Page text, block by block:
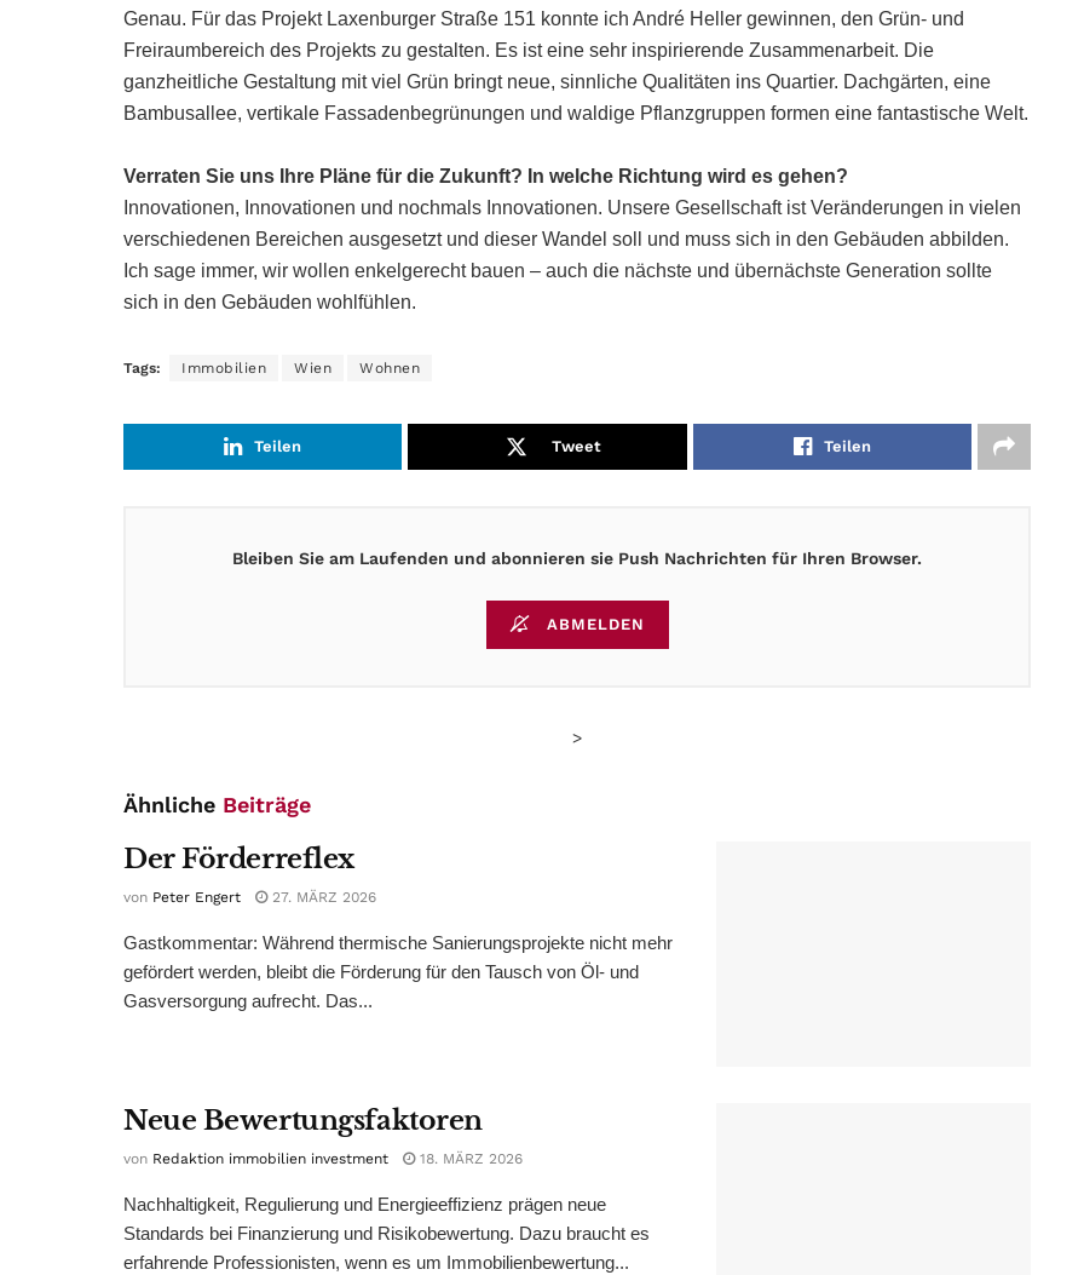
Genau. Für das Projekt Laxenburger Straße 151 konnte ich André Heller gewinnen, den Grün- und
Freiraumbereich des Projekts zu gestalten. Es ist eine sehr inspirierende Zusammenarbeit. Die
ganzheitliche Gestaltung mit viel Grün bringt neue, sinnliche Qualitäten ins Quartier. Dachgärten, eine
Bambusallee, vertikale Fassadenbegrünungen und waldige Pflanzgruppen formen eine fantastische Welt.
Verraten Sie uns Ihre Pläne für die Zukunft? In welche Richtung wird es gehen?
Innovationen, Innovationen und nochmals Innovationen. Unsere Gesellschaft ist Veränderungen in vielen
verschiedenen Bereichen ausgesetzt und dieser Wandel soll und muss sich in den Gebäuden abbilden.
Ich sage immer, wir wollen enkelgerecht bauen – auch die nächste und übernächste Generation sollte
sich in den Gebäuden wohlfühlen.
Tags: Immobilien Wien Wohnen
Teilen Tweet Teilen
Bleiben Sie am Laufenden und abonnieren sie Push Nachrichten für Ihren Browser.
ABMELDEN
>
Ähnliche Beiträge
Der Förderreflex
von Peter Engert 27. MÄRZ 2026
Gastkommentar: Während thermische Sanierungsprojekte nicht mehr
gefördert werden, bleibt die Förderung für den Tausch von Öl- und
Gasversorgung aufrecht. Das...
Neue Bewertungsfaktoren
von Redaktion immobilien investment 18. MÄRZ 2026
Nachhaltigkeit, Regulierung und Energieeffizienz prägen neue
Standards bei Finanzierung und Risikobewertung. Dazu braucht es
erfahrende Professionisten, wenn es um Immobilienbewertung...